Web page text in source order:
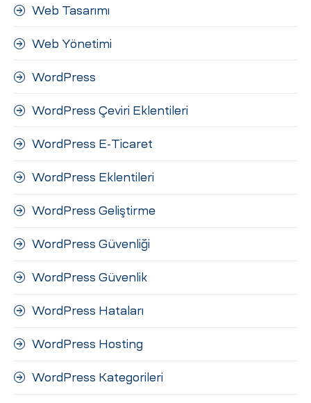
Web Tasarımı
Web Yönetimi
WordPress
WordPress Çeviri Eklentileri
WordPress E-Ticaret
WordPress Eklentileri
WordPress Geliştirme
WordPress Güvenliği
WordPress Güvenlik
WordPress Hataları
WordPress Hosting
WordPress Kategorileri